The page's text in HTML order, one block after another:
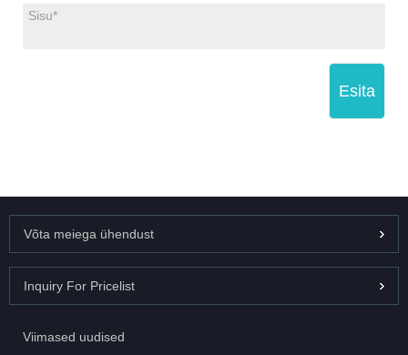
Esita
Võta meiega ühendust
Inquiry For Pricelist
Viimased uudised